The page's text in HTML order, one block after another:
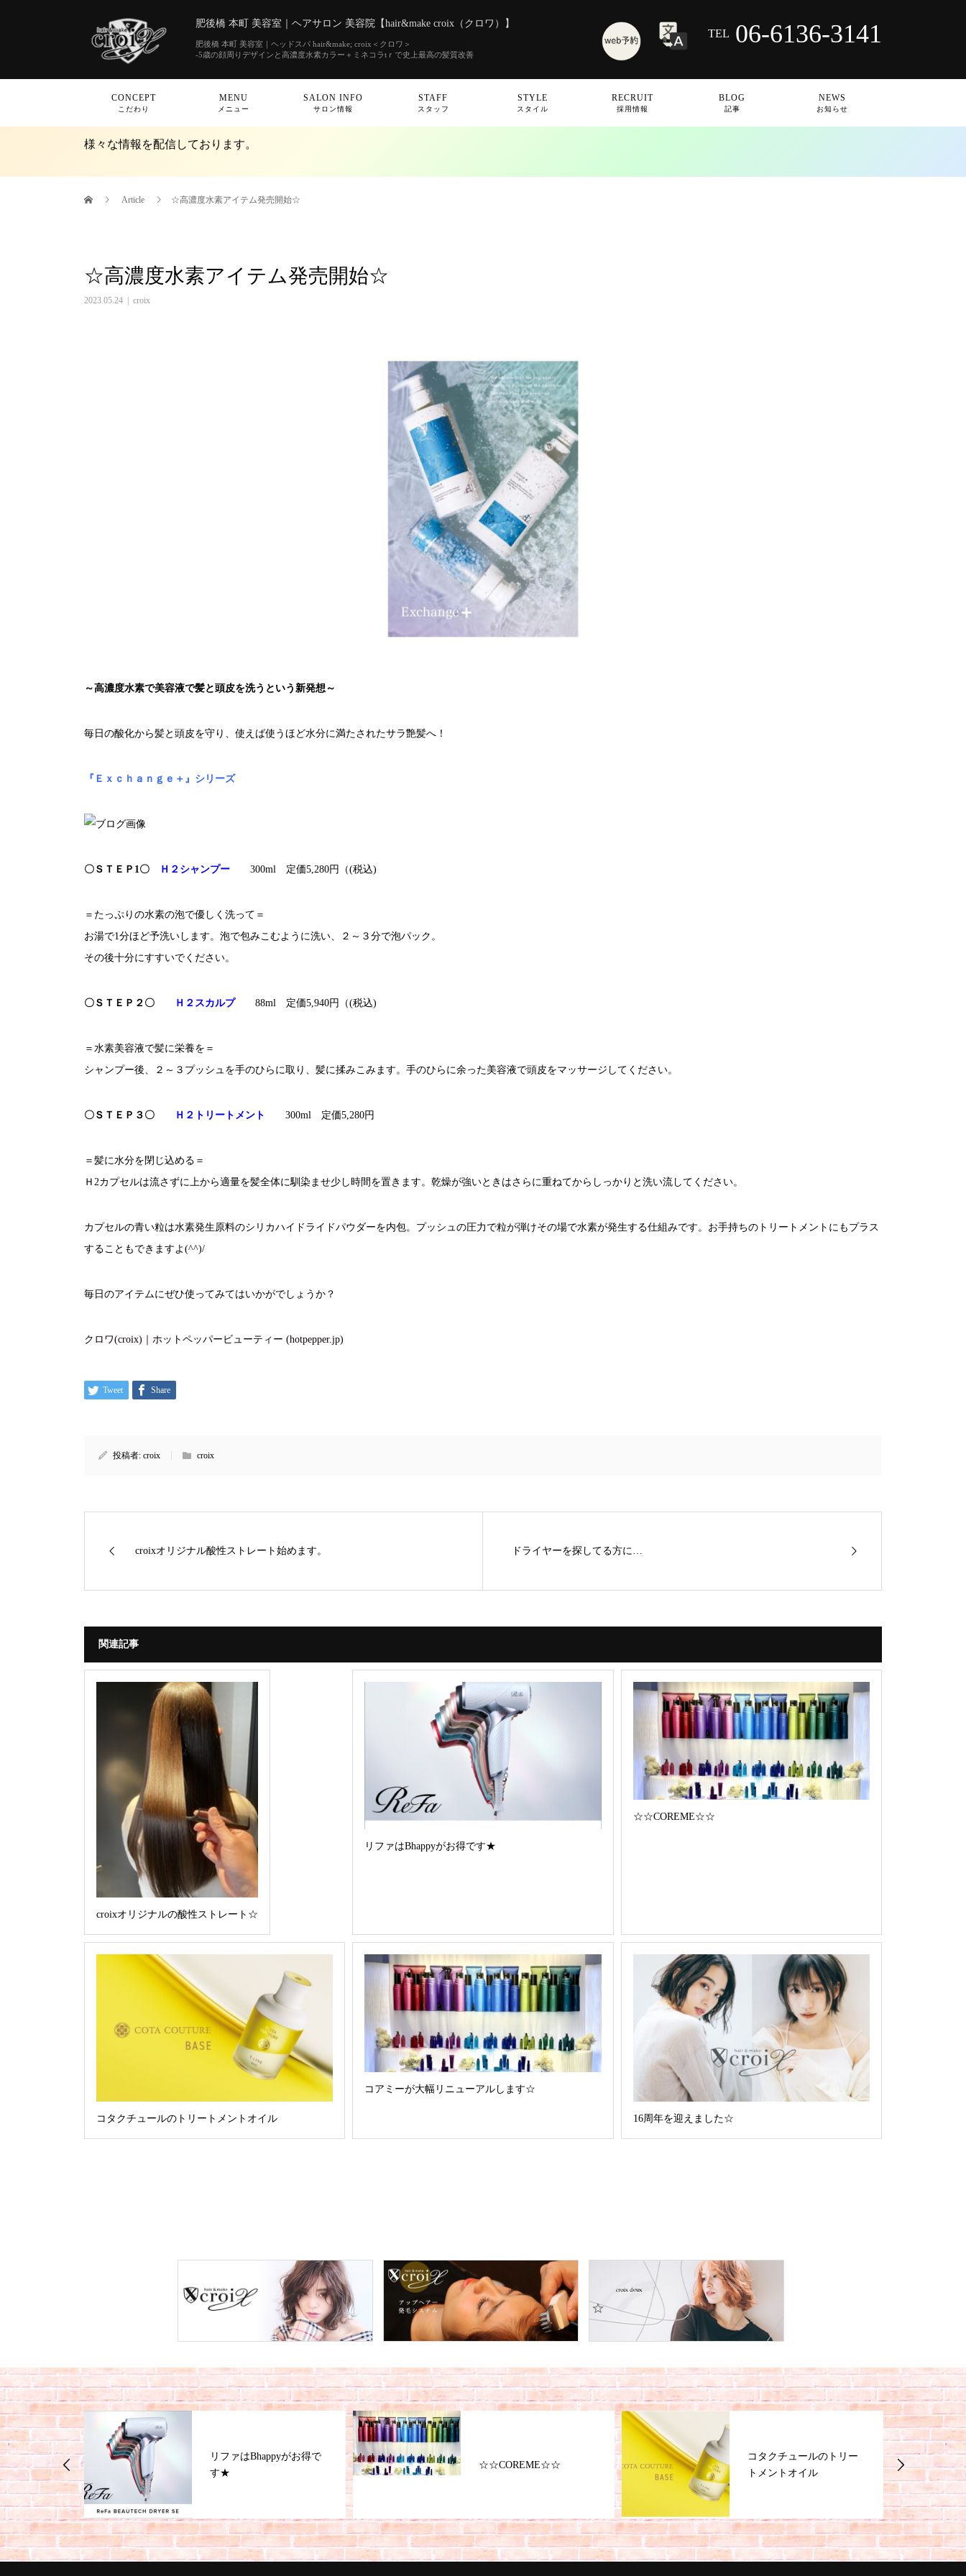
肥後橋 本町 美容室｜ヘアサロン 美容院【hair&make croix（クロワ）】
肥後橋 本町 美容室｜ヘッドスパ hair&make; croix＜クロワ＞
-5歳の顔周りデザインと高濃度水素カラー＋ミネコラtｒで史上最高の髪質改善
TEL 06-6136-3141
CONCEPT
こだわり
MENU
メニュー
SALON INFO
サロン情報
STAFF
スタッフ
STYLE
スタイル
RECRUIT
採用情報
BLOG
記事
NEWS
お知らせ
様々な情報を配信しております。
Article ☆高濃度水素アイテム発売開始☆
☆高濃度水素アイテム発売開始☆
2023.05.24 croix
～高濃度水素で美容液で髪と頭皮を洗うという新発想～
毎日の酸化から髪と頭皮を守り、使えば使うほど水分に満たされたサラ艶髪へ！
『Ｅｘｃｈａｎｇｅ＋』シリーズ
〇ＳＴＥＰ1〇 Ｈ２シャンプー 300ml 定価5,280円（(税込)
＝たっぷりの水素の泡で優しく洗って＝
お湯で1分ほど予洗いします。泡で包みこむように洗い、２～３分で泡パック。
その後十分にすすいでください。
〇ＳＴＥＰ２〇 Ｈ２スカルプ 88ml 定価5,940円（(税込)
＝水素美容液で髪に栄養を＝
シャンプー後、２～３プッシュを手のひらに取り、髪に揉みこみます。手のひらに余った美容液で頭皮をマッサージしてください。
〇ＳＴＥＰ３〇 Ｈ２トリートメント 300ml 定価5,280円
＝髪に水分を閉じ込める＝
Ｈ2カプセルは流さずに上から適量を髪全体に馴染ませ少し時間を置きます。乾燥が強いときはさらに重ねてからしっかりと洗い流してください。
カプセルの青い粒は水素発生原料のシリカハイドライドパウダーを内包。プッシュの圧力で粒が弾けその場で水素が発生する仕組みです。お手持ちのトリートメントにもプラス
することもできますよ(^^)/
毎日のアイテムにぜひ使ってみてはいかがでしょうか？
クロワ(croix)｜ホットペッパービューティー (hotpepper.jp)
Tweet Share
投稿者: croix croix
croixオリジナル酸性ストレート始めます。 ドライヤーを探してる方に…
関連記事
croixオリジナルの酸性ストレート☆
リファはBhappyがお得です★
☆☆COREME☆☆
コタクチュールのトリートメントオイル
コアミーが大幅リニューアルします☆
16周年を迎えました☆
の酸性ス
リファはBhappyがお得で
す★
☆☆COREME☆☆
コタクチュールのトリー
トメントオイル